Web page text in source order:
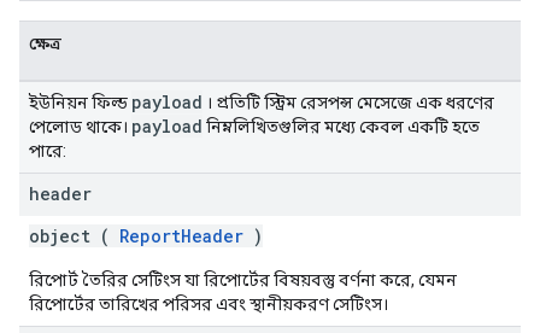
ক্ষেত্র
ইউনিয়ন ফিল্ড payload । প্রতিটি স্ট্রিম রেসপন্স মেসেজে এক ধরণের
পেলোড থাকে। payload নিম্নলিখিতগুলির মধ্যে কেবল একটি হতে
পারে:
header
object ( ReportHeader )
রিপোর্ট তৈরির সেটিংস যা রিপোর্টের বিষয়বস্তু বর্ণনা করে, যেমন
রিপোর্টের তারিখের পরিসর এবং স্থানীয়করণ সেটিংস।